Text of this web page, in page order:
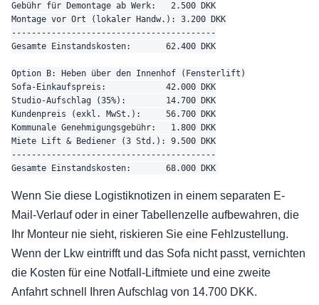
Gebühr für Demontage ab Werk:   2.500 DKK
Montage vor Ort (lokaler Handw.): 3.200 DKK
-----------------------------------------
Gesamte Einstandskosten:       62.400 DKK
Option B: Heben über den Innenhof (Fensterlift)
Sofa-Einkaufspreis:            42.000 DKK
Studio-Aufschlag (35%):        14.700 DKK
Kundenpreis (exkl. MwSt.):     56.700 DKK
Kommunale Genehmigungsgebühr:   1.800 DKK
Miete Lift & Bediener (3 Std.): 9.500 DKK
-----------------------------------------
Wenn Sie diese Logistiknotizen in einem separaten E-
Mail-Verlauf oder in einer Tabellenzelle aufbewahren, die
Ihr Monteur nie sieht, riskieren Sie eine Fehlzustellung.
Wenn der Lkw eintrifft und das Sofa nicht passt, vernichten
die Kosten für eine Notfall-Liftmiete und eine zweite
Anfahrt schnell Ihren Aufschlag von 14.700 DKK.